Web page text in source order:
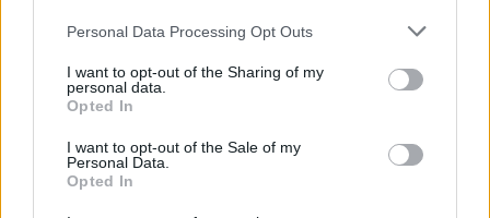
Please note that this website/app uses one or more Google
not limited to your visit or usage behaviour. You may click to
grant or deny consent to Google and its third-party tags to
use your data for below specified purposes in below Google
consent section.
Personal Data Processing Opt Outs
I want to opt-out of the Sharing of my
personal data.
Opted In
I want to opt-out of the Sale of my
Personal Data.
Opted In
közül pedig a digitalizálást követően jelenleg is közel
Az exkluzív koncert
során nemcsak egy teljesen új
gyengénlátók világát, de úgy hallgathatunk végig
egy élőzenés koncertet Magyarország egyik